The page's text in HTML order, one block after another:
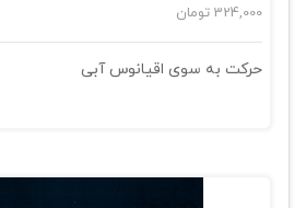
324,000 تومان
حرکت به سوی اقیانوس آبی